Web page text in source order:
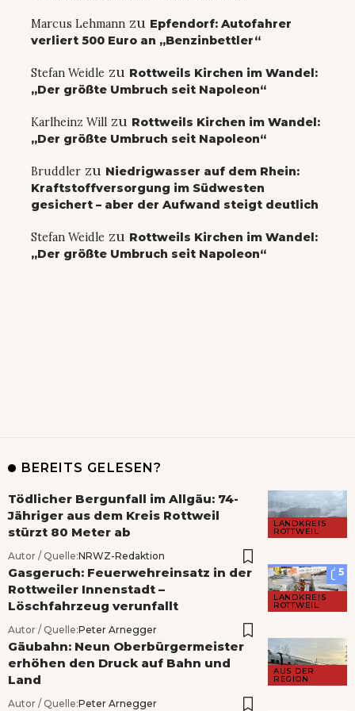
Marcus Lehmann zu Epfendorf: Autofahrer
verliert 500 Euro an „Benzinbettler“
Stefan Weidle zu Rottweils Kirchen im Wandel:
„Der größte Umbruch seit Napoleon“
Karlheinz Will zu Rottweils Kirchen im Wandel:
„Der größte Umbruch seit Napoleon“
Bruddler zu Niedrigwasser auf dem Rhein:
Kraftstoffversorgung im Südwesten
gesichert – aber der Aufwand steigt deutlich
Stefan Weidle zu Rottweils Kirchen im Wandel:
„Der größte Umbruch seit Napoleon“
BEREITS GELESEN?
LANDKREIS
ROTTWEIL
Tödlicher Bergunfall im Allgäu: 74-
Jähriger aus dem Kreis Rottweil
stürzt 80 Meter ab
Autor / Quelle:NRWZ-Redaktion
5
LANDKREIS
ROTTWEIL
Gasgeruch: Feuerwehreinsatz in der
Rottweiler Innenstadt –
Löschfahrzeug verunfallt
Autor / Quelle:Peter Arnegger
AUS DER
REGION
Gäubahn: Neun Oberbürgermeister
erhöhen den Druck auf Bahn und
Land
Autor / Quelle:Peter Arnegger